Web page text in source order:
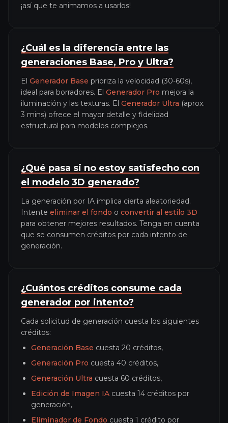
¡así que te animamos a usarlos!
¿Cuál es la diferencia entre las
generaciones Base, Pro y Ultra?
El Generador Base prioriza la velocidad (30-60s),
ideal para borradores. El Generador Pro mejora la
iluminación y las texturas. El Generador Ultra (aprox.
3 mins) ofrece el mayor detalle y fidelidad
estructural para modelos complejos.
¿Qué pasa si no estoy satisfecho con
el modelo 3D generado?
La generación por IA implica cierta aleatoriedad.
Intente eliminar el fondo o convertir al estilo 3D
para obtener mejores resultados. Tenga en cuenta
que se consumen créditos por cada intento de
generación.
¿Cuántos créditos consume cada
generador por intento?
Cada solicitud de generación cuesta los siguientes
créditos:
Generación Base cuesta 20 créditos,
Generación Pro cuesta 40 créditos,
Generación Ultra cuesta 60 créditos,
Edición de Imagen IA cuesta 14 créditos por
generación,
Eliminador de Fondo cuesta 1 crédito por